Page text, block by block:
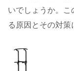
いでしょうか。こ
る原因とその対策